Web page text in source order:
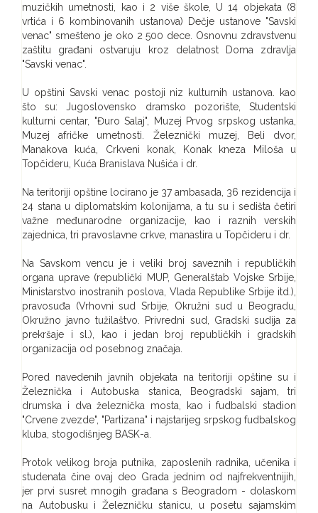
muzičkih umetnosti, kao i 2 više škole, U 14 objekata (8
vrtića i 6 kombinovanih ustanova) Dečje ustanove "Savski
venac" smešteno je oko 2 500 dece. Osnovnu zdravstvenu
zaštitu građani ostvaruju kroz delatnost Doma zdravlja
"Savski venac".
U opštini Savski venac postoji niz kulturnih ustanova. kao
što su: Jugoslovensko dramsko pozorište, Studentski
kulturni centar, "Đuro Salaj", Muzej Prvog srpskog ustanka,
Muzej afričke umetnosti. Železnički muzej, Beli dvor,
Manakova kuća, Crkveni konak, Konak kneza Miloša u
Topčideru, Kuća Branislava Nušića i dr.
Na teritoriji opštine locirano je 37 ambasada, 36 rezidencija i
24 stana u diplomatskim kolonijama, a tu su i sedišta četiri
važne međunarodne organizacije, kao i raznih verskih
zajednica, tri pravoslavne crkve, manastira u Topčideru i dr.
Na Savskom vencu je i veliki broj saveznih i republičkih
organa uprave (republički MUP, Generalštab Vojske Srbije,
Ministarstvo inostranih poslova, Vlada Republike Srbije itd.),
pravosuđa (Vrhovni sud Srbije, Okružni sud u Beogradu,
Okružno javno tužilaštvo. Privredni sud, Gradski sudija za
prekršaje i sl.), kao i jedan broj republičkih i gradskih
organizacija od posebnog značaja.
Pored navedenih javnih objekata na teritoriji opštine su i
Železnička i Autobuska stanica, Beogradski sajam, tri
drumska i dva železnička mosta, kao i fudbalski stadion
"Crvene zvezde", "Partizana" i najstarijeg srpskog fudbalskog
kluba, stogodišnjeg BASK-a.
Protok velikog broja putnika, zaposlenih radnika, učenika i
studenata čine ovaj deo Grada jednim od najfrekventnijih,
jer prvi susret mnogih građana s Beogradom - dolaskom
na Autobusku i Železničku stanicu, u posetu sajamskim